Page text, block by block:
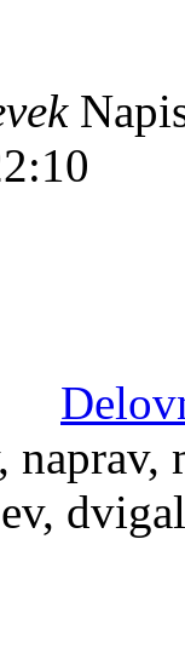
naprav,